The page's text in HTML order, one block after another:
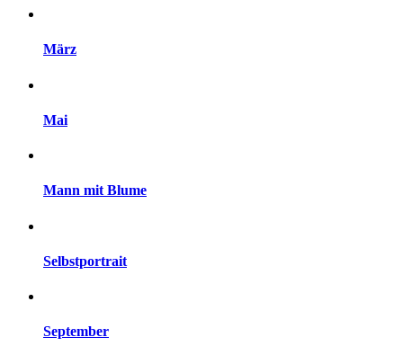
März
Mai
Mann mit Blume
Selbstportrait
September